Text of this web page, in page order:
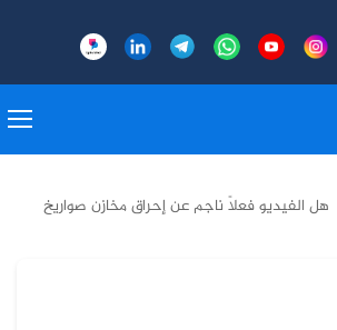
هل الفيديو فعلاً ناجم عن إحراق مخازن صواريخ